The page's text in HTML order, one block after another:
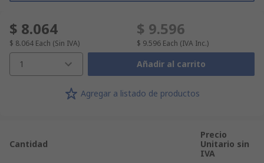
$ 8.064
$ 8.064 Each (Sin IVA)
$ 9.596
$ 9.596 Each (IVA Inc.)
1 Añadir al carrito
Agregar a listado de productos
Cantidad
Precio
Unitario sin
IVA